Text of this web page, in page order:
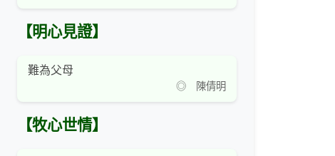
【明心見證】
難為父母
◎ 陳倩明
【牧心世情】